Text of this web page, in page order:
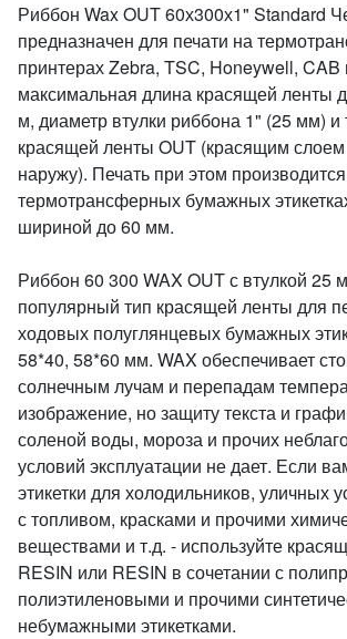
Риббон Wax OUT 60х300х1" Standard
предназначен для печати на
принтерах Zebra, TSC, Honeywell, CAB
максимальная длина красящей ленты
м, диаметр втулки риббона 1" (25 мм) и
красящей ленты OUT (красящим слоем
наружу). Печать при этом
термотрансферных бумажных
шириной до 60 мм.
Риббон 60 300 WAX OUT с втулкой 25
популярный тип красящей ленты для
ходовых полуглянцевых бумажных
58*40, 58*60 мм. WAX обеспечивает
солнечным лучам и перепадам
изображение, но защиту текста и
соленой воды, мороза и прочих
условий эксплуатации не дает. Если
этикетки для холодильников, уличных
с топливом, красками и прочими
веществами и т.д. - используйте
RESIN или RESIN в сочетании с
полиэтиленовыми и прочими
небумажными этикетками.